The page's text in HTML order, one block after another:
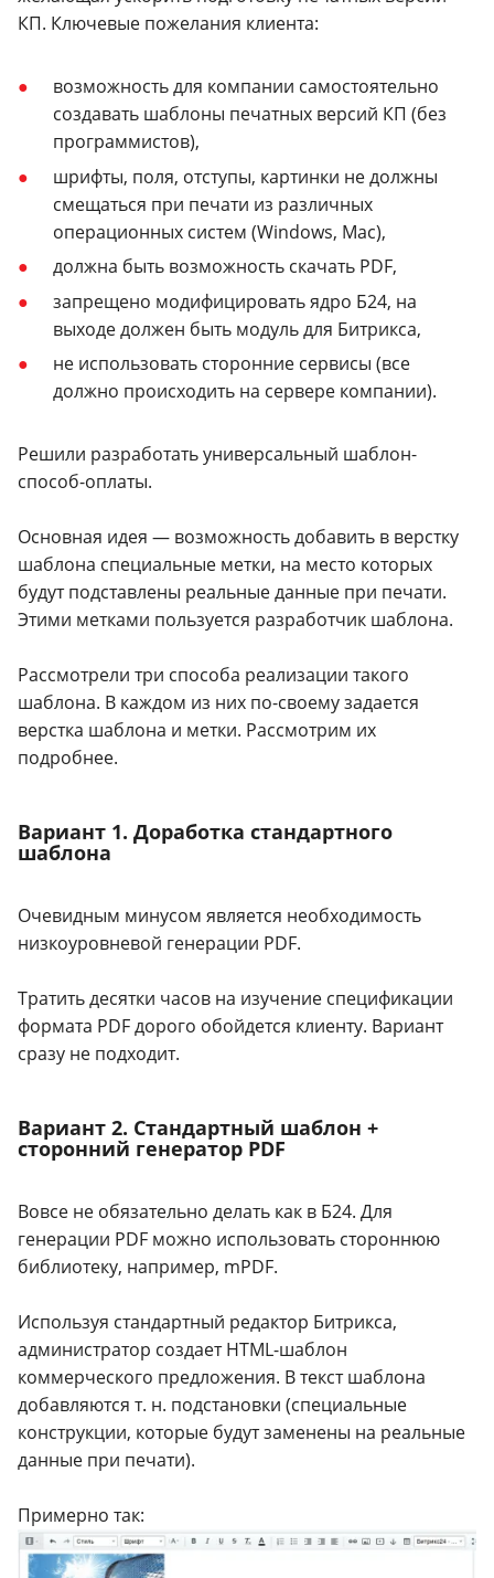
КП. Ключевые пожелания клиента:
возможность для компании самостоятельно
создавать шаблоны печатных версий КП (без
программистов),
шрифты, поля, отступы, картинки не должны
смещаться при печати из различных
операционных систем (Windows, Mac),
должна быть возможность скачать PDF,
запрещено модифицировать ядро Б24, на
выходе должен быть модуль для Битрикса,
не использовать сторонние сервисы (все
должно происходить на сервере компании).
Решили разработать универсальный шаблон-
способ-оплаты.
Основная идея — возможность добавить в верстку
шаблона специальные метки, на место которых
будут подставлены реальные данные при печати.
Этими метками пользуется разработчик шаблона.
Рассмотрели три способа реализации такого
шаблона. В каждом из них по-своему задается
верстка шаблона и метки. Рассмотрим их
подробнее.
Вариант 1. Доработка стандартного
шаблона
Очевидным минусом является необходимость
низкоуровневой генерации PDF.
Тратить десятки часов на изучение спецификации
формата PDF дорого обойдется клиенту. Вариант
сразу не подходит.
Вариант 2. Стандартный шаблон +
сторонний генератор PDF
Вовсе не обязательно делать как в Б24. Для
генерации PDF можно использовать стороннюю
библиотеку, например, mPDF.
Используя стандартный редактор Битрикса,
администратор создает HTML-шаблон
коммерческого предложения. В текст шаблона
добавляются т. н. подстановки (специальные
конструкции, которые будут заменены на реальные
данные при печати).
Примерно так: